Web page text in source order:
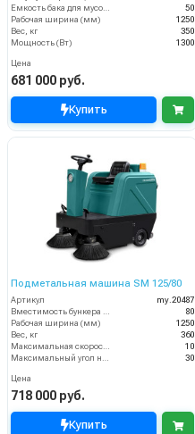
50
Рабочая ширина (мм)
1250
Вес, кг
350
Мощность (Вт)
1300
Цена
681 000 руб.
Купить
Подметальная машина SM 125/80
Артикул
my.20487
Вместимость бункера (л)
80
Рабочая ширина (мм)
1250
Вес, кг
360
Максимальная скорость движения (км/ч)
10
Максимальный угол наклона (%)
30
Цена
718 000 руб.
Купить